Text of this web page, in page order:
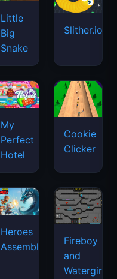
Little
Big
Snake
Slither.io
My
Perfect
Hotel
Cookie
Clicker
Heroes
Assemble
Fireboy
and
Watergirl